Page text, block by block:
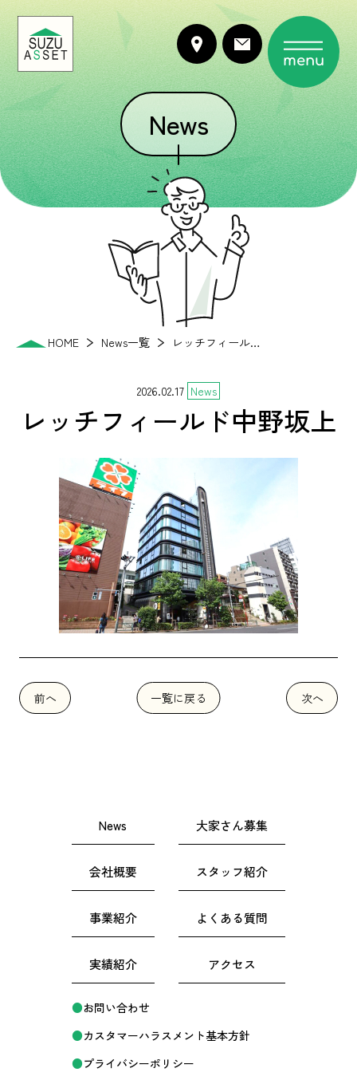
menu
News
HOME News一覧 レッチフィール…
レッチフィールド中野坂上
2026.02.17 News
前へ 一覧に戻る 次へ
News
会社概要
事業紹介
実績紹介
大家さん募集
スタッフ紹介
よくある質問
アクセス
お問い合わせ
カスタマーハラスメント基本方針
プライバシーポリシー